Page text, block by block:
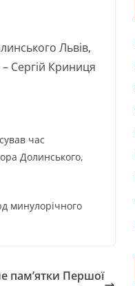
Львів,
Сергій Криниця
час
Долинського,
минулорічного
пам’ятки Першої